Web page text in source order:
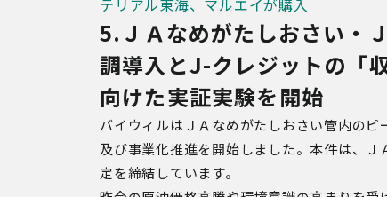
テリアル東海、マルエイが購入
5. ＪＡなめがたしおさい・
調導入とJ-クレジットの「
向けた実証実験を開始
バイウィルはＪＡなめがたしおさい管内の
及び事業化推進を開始しました。本件は、
定を締結しています。